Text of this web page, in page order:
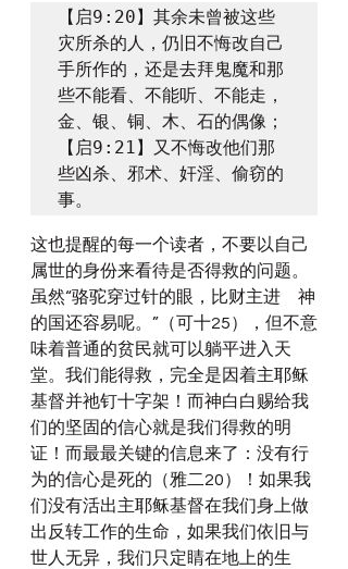
【启9:20】其余未曾被这些
灾所杀的人，仍旧不悔改自己
手所作的，还是去拜鬼魔和那
些不能看、不能听、不能走，
金、银、铜、木、石的偶像；
【启9:21】又不悔改他们那
些凶杀、邪术、奸淫、偷窃的
事。
这也提醒的每一个读者，不要以自己
属世的身份来看待是否得救的问题。
虽然“骆驼穿过针的眼，比财主进　神
的国还容易呢。”（可十25），但不意
味着普通的贫民就可以躺平进入天
堂。我们能得救，完全是因着主耶稣
基督并祂钉十字架！而神白白赐给我
们的坚固的信心就是我们得救的明
证！而最最关键的信息来了：没有行
为的信心是死的（雅二20）！如果我
们没有活出主耶稣基督在我们身上做
出反转工作的生命，如果我们依旧与
世人无异，我们只定睛在地上的生